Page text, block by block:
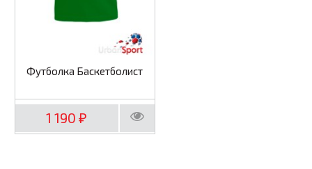
Футболка Баскетболист
1 190₽